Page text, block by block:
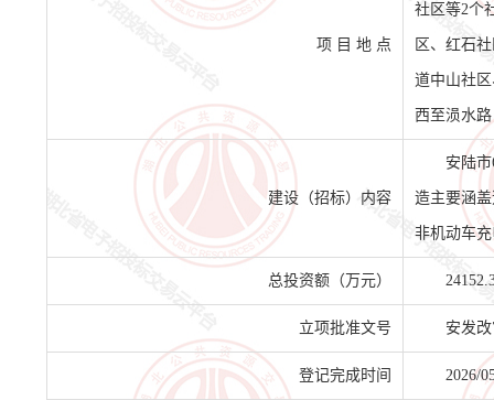
项 目 地 点
社区等2个
区、红石
道中山社
西至涢水
建设（招标）内容
安陆
造主要涵
非机动车
总投资额（万元）
立项批准文号 安发
登记完成时间 2026/